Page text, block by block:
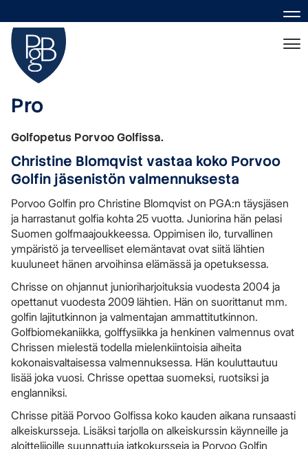
Pro
Golfopetus Porvoo Golfissa.
Christine Blomqvist vastaa koko Porvoo
Golfin jäsenistön valmennuksesta
Porvoo Golfin pro Christine Blomqvist on PGA:n täysjäsen
ja harrastanut golfia kohta 25 vuotta. Juniorina hän pelasi
Suomen golfmaajoukkeessa. Oppimisen ilo, turvallinen
ympäristö ja terveelliset elemäntavat ovat siitä lähtien
kuuluneet hänen arvoihinsa elämässä ja opetuksessa.
Chrisse on ohjannut junioriharjoituksia vuodesta 2004 ja
opettanut vuodesta 2009 lähtien. Hän on suorittanut mm.
golfin lajitutkinnon ja valmentajan ammattitutkinnon.
Golfbiomekaniikka, golffysiikka ja henkinen valmennus ovat
Chrissen mielestä todella mielenkiintoisia aiheita
kokonaisvaltaisessa valmennuksessa. Hän kouluttautuu
lisää joka vuosi. Chrisse opettaa suomeksi, ruotsiksi ja
englanniksi.
Chrisse pitää Porvoo Golfissa koko kauden aikana runsaasti
alkeiskursseja. Lisäksi tarjolla on alkeiskurssin käynneille ja
aloittelijoille suunnattuja jatkokursseja ja Porvoo Golfin